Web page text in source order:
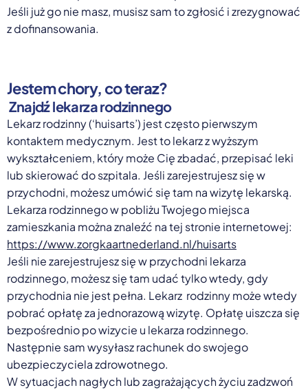
Jeśli już go nie masz, musisz sam to zgłosić i zrezygnować
z dofinansowania.
Jestem chory, co teraz?
Znajdź lekarza rodzinnego
Lekarz rodzinny (‘huisarts’) jest często pierwszym
kontaktem medycznym. Jest to lekarz z wyższym
wykształceniem, który może Cię zbadać, przepisać leki
lub skierować do szpitala. Jeśli zarejestrujesz się w
przychodni, możesz umówić się tam na wizytę lekarską.
Lekarza rodzinnego w pobliżu Twojego miejsca
zamieszkania można znaleźć na tej stronie internetowej:
https://www.zorgkaartnederland.nl/huisarts
Jeśli nie zarejestrujesz się w przychodni lekarza
rodzinnego, możesz się tam udać tylko wtedy, gdy
przychodnia nie jest pełna. Lekarz rodzinny może wtedy
pobrać opłatę za jednorazową wizytę. Opłatę uiszcza się
bezpośrednio po wizycie u lekarza rodzinnego.
Następnie sam wysyłasz rachunek do swojego
ubezpieczyciela zdrowotnego.
W sytuacjach nagłych lub zagrażających życiu zadzwoń